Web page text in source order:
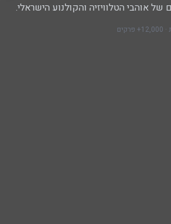
אוהבי הטלוויזיה והקולנוע הישראלי.